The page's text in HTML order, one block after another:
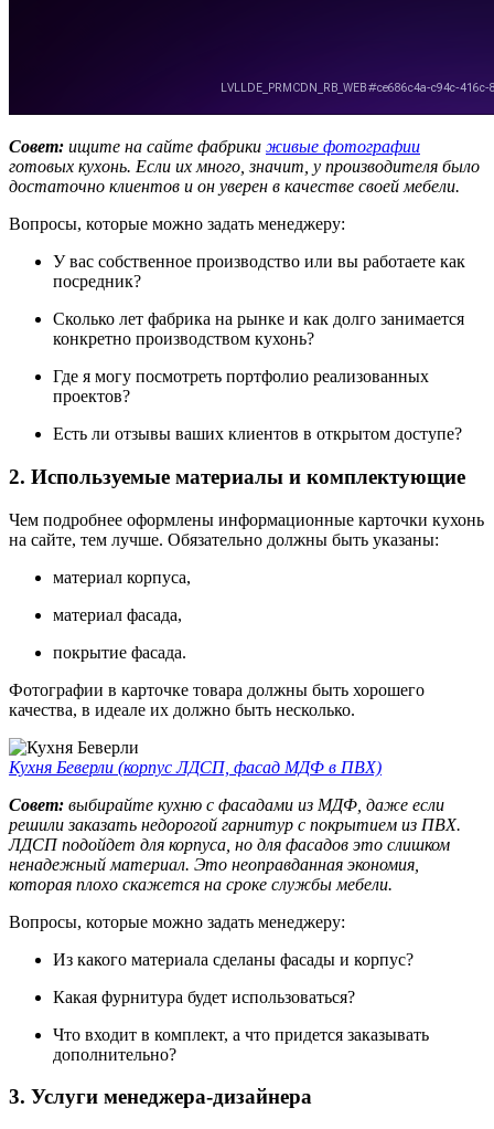
Совет: ищите на сайте фабрики живые фотографии
готовых кухонь. Если их много, значит, у производителя было
достаточно клиентов и он уверен в качестве своей мебели.
Вопросы, которые можно задать менеджеру:
У вас собственное производство или вы работаете как
посредник?
Сколько лет фабрика на рынке и как долго занимается
конкретно производством кухонь?
Где я могу посмотреть портфолио реализованных
проектов?
Есть ли отзывы ваших клиентов в открытом доступе?
2. Используемые материалы и комплектующие
Чем подробнее оформлены информационные карточки кухонь
на сайте, тем лучше. Обязательно должны быть указаны:
материал корпуса,
материал фасада,
покрытие фасада.
Фотографии в карточке товара должны быть хорошего
качества, в идеале их должно быть несколько.
Кухня Беверли (корпус ЛДСП, фасад МДФ в ПВХ)
Совет: выбирайте кухню с фасадами из МДФ, даже если
решили заказать недорогой гарнитур с покрытием из ПВХ.
ЛДСП подойдет для корпуса, но для фасадов это слишком
ненадежный материал. Это неоправданная экономия,
которая плохо скажется на сроке службы мебели.
Вопросы, которые можно задать менеджеру:
Из какого материала сделаны фасады и корпус?
Какая фурнитура будет использоваться?
Что входит в комплект, а что придется заказывать
дополнительно?
3. Услуги менеджера-дизайнера